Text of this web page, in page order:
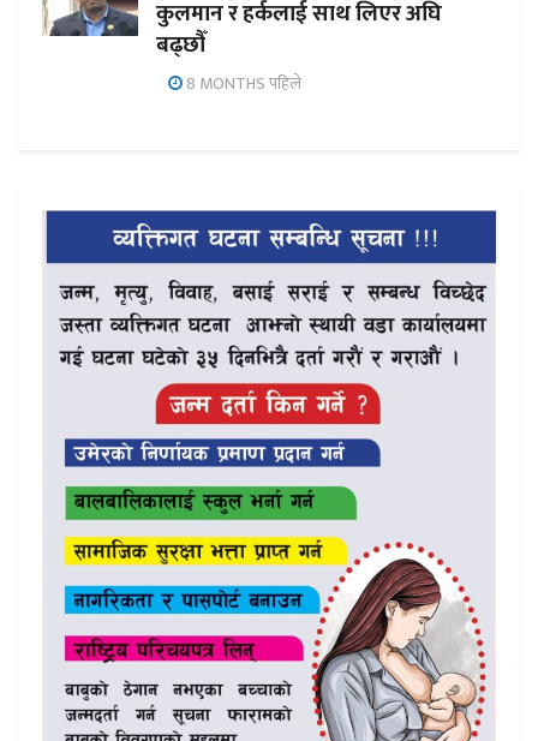
कुलमान र हर्कलाई साथ लिएर अघि
बढ्छौँ
8 MONTHS पहिले